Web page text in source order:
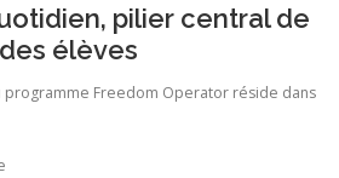
pilier central de
élèves
programme Freedom Operator réside dans